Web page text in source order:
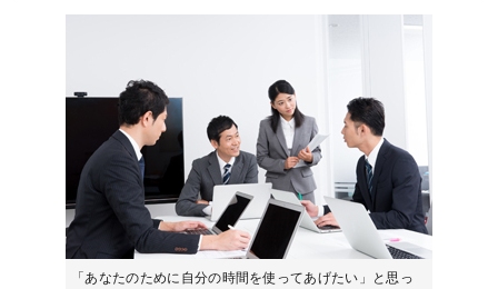
「あなたのために自分の時間を使ってあげたい」と思っ